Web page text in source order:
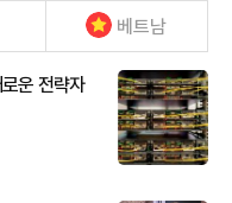
베트남
운 전략자